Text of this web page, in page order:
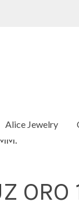
Alice Jewelry
ORO